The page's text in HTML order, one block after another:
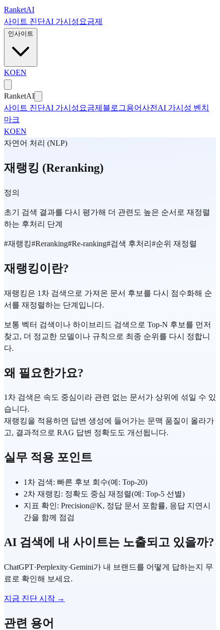
본문으로 건너뛰기
RanketAI
사이트 진단AI 가시성 요금제
인사이트
KOEN
RanketAI
사이트 진단AI 가시성 요금제 블로그용어사전 AI 가시성 벤치
마크
KOEN
자연어 처리 (NLP)
재랭킹 (Reranking)
정의
초기 검색 결과를 다시 평가해 더 관련도 높은 순서로 재정렬
하는 후처리 단계
#재랭킹#Reranking#Re-ranking#검색 후처리 #순위 재정렬
재랭킹이란?
재랭킹은 1차 검색으로 가져온 문서 후보를 다시 점수화해 순
서를 재정렬하는 단계입니다.
보통 벡터 검색이나 하이브리드 검색으로 Top-N 후보를 먼저
찾고, 더 정교한 모델이나 규칙으로 최종 순위를 다시 정합니
다.
왜 필요한가요?
1차 검색은 속도 중심이라 관련 없는 문서가 상위에 섞일 수 있
습니다.
재랭킹을 적용하면 답변 생성에 들어가는 문맥 품질이 올라가
고, 결과적으로 RAG 답변 정확도도 개선됩니다.
실무 적용 포인트
1차 검색: 빠른 후보 회수(예: Top-20)
2차 재랭킹: 정확도 중심 재정렬(예: Top-5 선별)
지표 확인: Precision@K, 정답 문서 포함률, 응답 지연시
간을 함께 점검
AI 검색에 내 사이트는 노출되고 있을까?
ChatGPT·Perplexity·Gemini가 내 브랜드를 어떻게 답하는지 무
료로 확인해 보세요.
지금 진단 시작 →
관련 용어